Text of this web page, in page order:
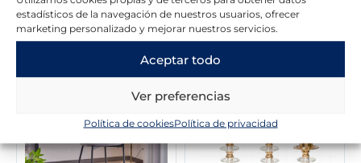
estadísticos de la navegación de nuestros usuarios, ofrecer
marketing personalizado y mejorar nuestros servicios.
Aceptar todo
Ver preferencias
Política de cookiesPolítica de privacidad
Novedades en la tienda